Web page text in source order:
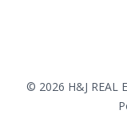
© 2026 H&J REAL